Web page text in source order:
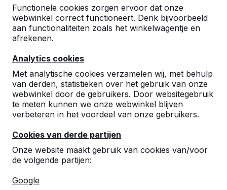
Functionele cookies zorgen ervoor dat onze
webwinkel correct functioneert. Denk bijvoorbeeld
aan functionaliteiten zoals het winkelwagentje en
afrekenen.
Analytics cookies
Met analytische cookies verzamelen wij, met behulp
van derden, statistieken over het gebruik van onze
webwinkel door de gebruikers. Door websitegebruik
te meten kunnen we onze webwinkel blijven
verbeteren in het voordeel van onze gebruikers.
Cookies van derde partijen
Onze website maakt gebruik van cookies van/voor
de volgende partijen:
Google
9
De betonnen sta-tafel is een goede oplossing
voor onze rookplaats buiten.
René
08-08-2022